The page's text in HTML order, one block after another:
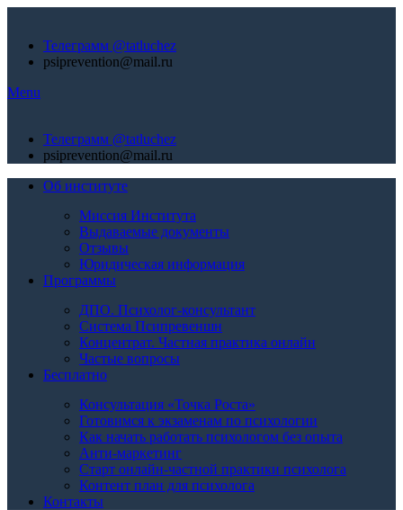
Телеграмм @tatluchez
psiprevention@mail.ru
Menu
Телеграмм @tatluchez
psiprevention@mail.ru
Об институте
Миссия Института
Выдаваемые документы
Отзывы
Юридическая информация
Программы
ДПО. Психолог-консультант
Система Псипревеншн
Концентрат. Частная практика онлайн
Частые вопросы
Бесплатно
Консультация «Точка Роста»
Готовимся к экзаменам по психологии
Как начать работать психологом без опыта
Анти-маркетинг
Старт онлайн-частной практики психолога
Контент план для психолога
Контакты